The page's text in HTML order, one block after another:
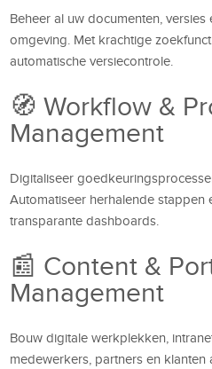
Beheer al uw documenten,
omgeving. Met krachtige
automatische versiecontrole.
🧭 Workflow &
Management
Digitaliseer
Automatiseer herhalende
transparante dashboards.
📰 Content &
Management
Bouw digitale werkplekken,
medewerkers, partners en klanten